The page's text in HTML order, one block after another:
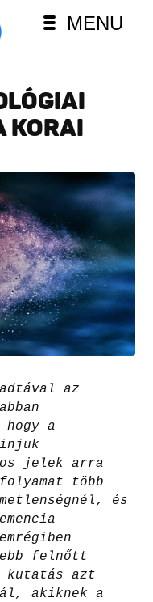
MENU
KORAI
az
hogy a
jelek arra
több
és
felnőtt
kutatás azt
akiknek a